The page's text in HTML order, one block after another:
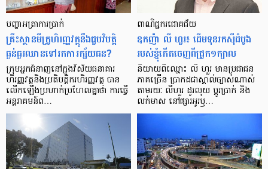
បញ្ហា​អត្រា​ការប្រាក់
គ្រឹះស្ថាន​មីក្រូ​ហិរញ្ញវត្ថុ​នឹង​ជួប​វិបត្តិ​
ធ្ងន់ធ្ងរ​ឈាន​ទៅ​រក​ការ​ក្ស័យធន?
ក្រុម​អ្នក​ជំនាញ​នៅ​ក្នុង​វិស័យ​ធនាគារ
ហិរញ្ញវត្ថុ​និង​ប្រតិបត្តិករ​ហិរញ្ញ​វត្ថុ បាន​​
លើក​ឡើង​ប្រហាក់​ប្រហែល​គ្នា​ថា ការ​ធ្វើ​
អន្តរាគមន៍​ព…
ពាណិជ្ជករជោគជ័យ
ឧកញ៉ា លី ហួរ៖ ដើមទុនរកស៊ីដំបូង
របស់ខ្ញុំកើតចេញពីជ្រូក១ក្បាល
និយាយ​ពី​ឈ្មោះ លី ហួរ មាន​ប្រជាជន​
ភាគ​ច្រើន ប្រាកដ​ជា​ស្គាល់​ច្បាស់​ណាស់
តាមរយៈ លីហួរ ដូរ​លុយ ប្តូរ​បា្រក់ និង​
លក់​មាស នៅ​ផ្សារ​អូរ​ឫ…